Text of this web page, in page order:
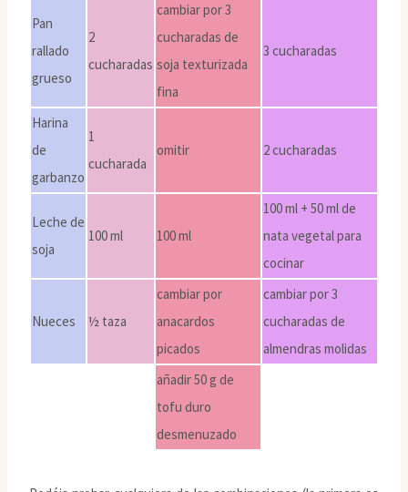
Pan
rallado
grueso
2
cucharadas
cambiar por 3
cucharadas de
soja texturizada
fina
3 cucharadas
Harina
de
garbanzo
1
cucharada
omitir 2 cucharadas
Leche de
soja
100 ml 100 ml
100 ml + 50 ml de
nata vegetal para
cocinar
Nueces ½ taza
cambiar por
anacardos
picados
cambiar por 3
cucharadas de
almendras molidas
añadir 50 g de
tofu duro
desmenuzado